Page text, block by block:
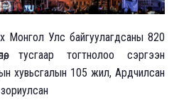
Монгол Улс байгуулагдсаны 820
тусгаар тогтнолоо сэргээн
хувьсгалын 105 жил, Ардчилсан